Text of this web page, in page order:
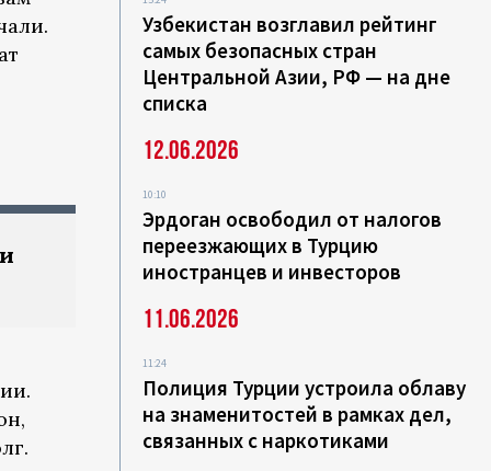
Узбекистан возглавил рейтинг
самых безопасных стран
Центральной Азии, РФ — на дне
списка
12.06.2026
10:10
Эрдоган освободил от налогов
переезжающих в Турцию
иностранцев и инвесторов
11.06.2026
11:24
Полиция Турции устроила облаву
на знаменитостей в рамках дел,
связанных с наркотиками